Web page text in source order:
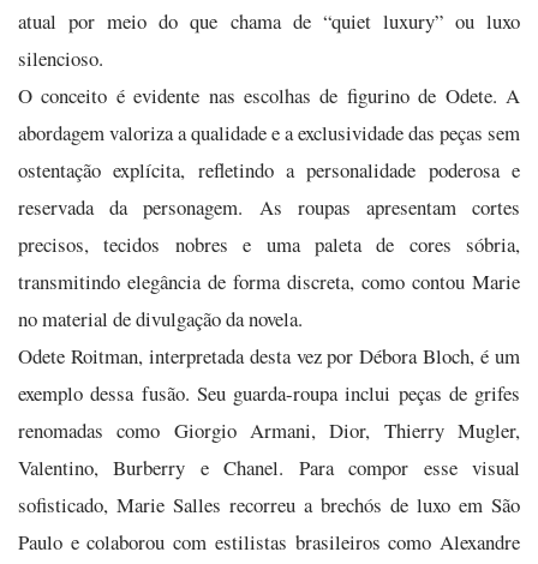
atual por meio do que chama de “quiet luxury” ou luxo
silencioso.
O conceito é evidente nas escolhas de figurino de Odete. A
abordagem valoriza a qualidade e a exclusividade das peças sem
ostentação explícita, refletindo a personalidade poderosa e
reservada da personagem. As roupas apresentam cortes
precisos, tecidos nobres e uma paleta de cores sóbria,
transmitindo elegância de forma discreta, como contou Marie
no material de divulgação da novela.
Odete Roitman, interpretada desta vez por Débora Bloch, é um
exemplo dessa fusão. Seu guarda-roupa inclui peças de grifes
renomadas como Giorgio Armani, Dior, Thierry Mugler,
Valentino, Burberry e Chanel. Para compor esse visual
sofisticado, Marie Salles recorreu a brechós de luxo em São
Paulo e colaborou com estilistas brasileiros como Alexandre